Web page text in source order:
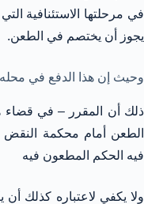
في مرحلتها الاستئنافية
يجوز أن يختصم في الطعن.
وحيث إن هذا الدفع في محله
ذلك أن المقرر – في قضاء
الطعن أمام محكمة
فيه الحكم المطعون فيه
ولا يكفي لاعتباره كذلك